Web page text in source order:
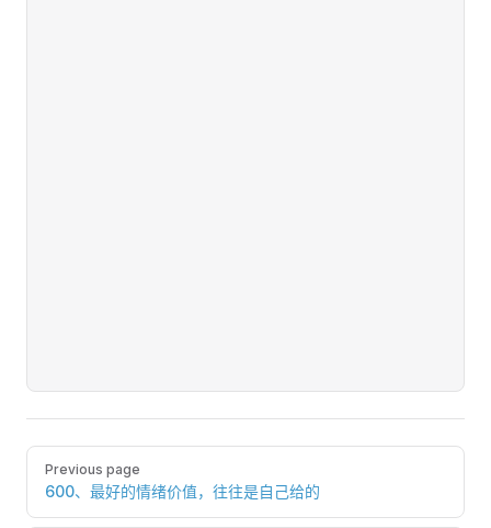
Pager
Previous page
600、最好的情绪价值，往往是自己给的